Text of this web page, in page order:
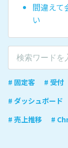
間違えて
い
# 固定客 # 受付
# ダッシュボード
# 売上推移
#